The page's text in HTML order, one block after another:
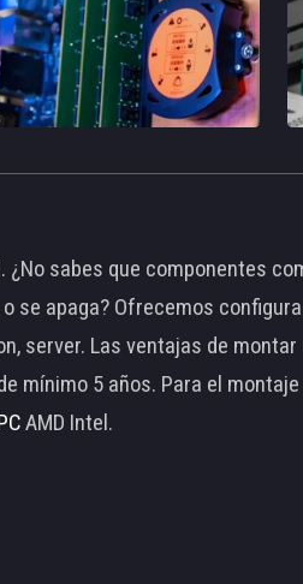
sabes que componentes
se apaga? Ofrecemos
server. Las ventajas de
5 años. Para el
AMD Intel.